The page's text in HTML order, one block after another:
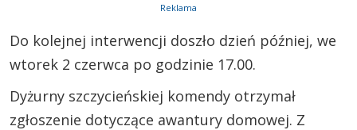
Reklama
Do kolejnej interwencji doszło dzień później, we
wtorek 2 czerwca po godzinie 17.00.
Dyżurny szczycieńskiej komendy otrzymał
zgłoszenie dotyczące awantury domowej. Z